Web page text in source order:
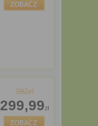
392zł
299,99zł